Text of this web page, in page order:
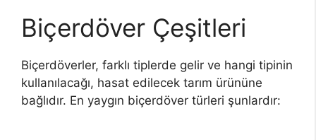
Biçerdöver Çeşitleri
Biçerdöverler, farklı tiplerde gelir ve hangi tipinin
kullanılacağı, hasat edilecek tarım ürününe
bağlıdır. En yaygın biçerdöver türleri şunlardır: